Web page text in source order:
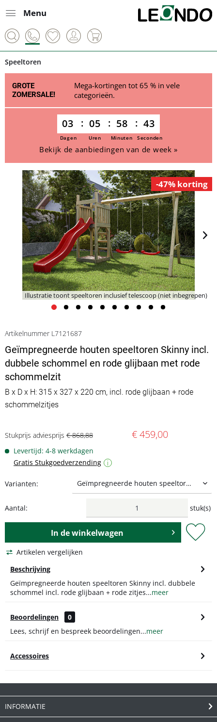
Menu
Speeltoren
GROTE
ZOMERSALE!
Mega-kortingen tot 65 % in vele
categorieën.
03 05 58 43
Dagen Uren Minuten Seconden
Bekijk de aanbiedingen van de week »
-47% korting
Illustratie toont speeltoren inclusief telescoop (niet inbegrepen)
Artikelnummer L7121687
Geïmpregneerde houten speeltoren Skinny incl.
dubbele schommel en rode glijbaan met rode
schommelzit
B x D x H: 315 x 327 x 220 cm, incl. rode glijbaan + rode
schommelzitjes
Stukprijs adviesprijs € 868,88 € 459,00
Levertijd: 4-8 werkdagen
Gratis Stukgoedverzending
i
Varianten:
Aantal: stuk(s)
In dewinkelwagen
Artikelen vergelijken
Beschrijving
Geïmpregneerde houten speeltoren Skinny incl. dubbele
schommel incl. rode glijbaan + rode zitjes...meer
Beoordelingen
0
Lees, schrijf en bespreek beoordelingen...meer
Accessoires
INFORMATIE